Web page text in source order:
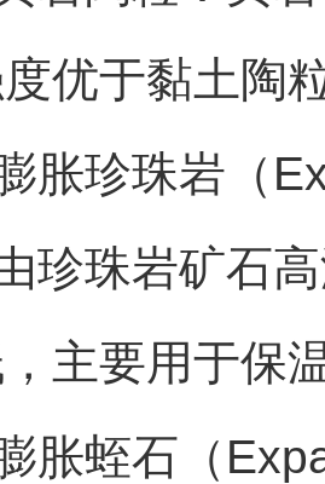
优于黏土陶
珍珠岩（
珠岩矿石高
主要用于保
蛭石（